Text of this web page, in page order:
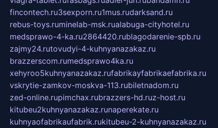
fincontech.ru3sexporn.ru1mus.rudarksand.ru
rebus-toys.ruminelab-msk.rualabuga-cityhotel.ru
medsprawo-4-ka.ru2864420.rublagodarenie-spb.ru
zajmy24.rutovudyi-4-kuhnyanazakaz.ru
brazzerscom.rumedsprawo4ka.ru
xehyroo5kuhnyanazakaz.rufabrikayfabrikaefabrika.ru
vskrytie-zamkov-moskva-113.rubiletnadom.ru
zed-online.rupimchax.rubrazzers-hd.ruz-host.ru
kitubeu2kuhnyanazakaz.runaperekate.ru
kuhnyaofabrikaufabrik.rukitubeu-2-kuhnyanazakaz.ru